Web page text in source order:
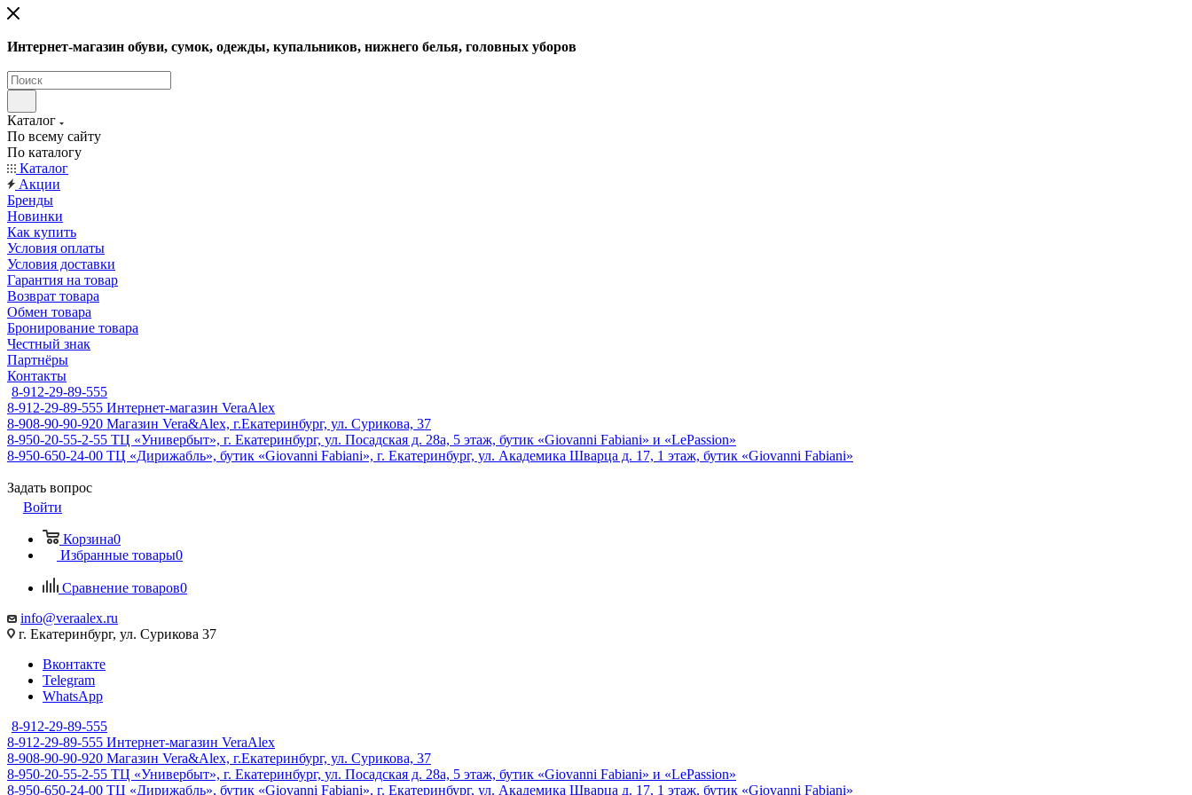
Интернет-магазин обуви, сумок, одежды, купальников, нижнего белья, головных уборов
Каталог
По всему сайту
По каталогу
Каталог
Акции
Бренды
Новинки
Как купить
Условия оплаты
Условия доставки
Гарантия на товар
Возврат товара
Обмен товара
Бронирование товара
Честный знак
Партнёры
Контакты
8-912-29-89-555
8-912-29-89-555 Интернет-магазин VeraAlex
8-908-90-90-920 Магазин Vera&Alex, г.Екатеринбург, ул. Сурикова, 37
8-950-20-55-2-55 ТЦ «Универбыт», г. Екатеринбург, ул. Посадская д. 28а, 5 этаж, бутик «Giovanni Fabiani» и «LePassion»
8-950-650-24-00 ТЦ «Дирижабль», бутик «Giovanni Fabiani», г. Екатеринбург, ул. Академика Шварца д. 17, 1 этаж, бутик «Giovanni Fabiani»
Задать вопрос
Войти
Корзина0
Избранные товары0
Сравнение товаров0
info@veraalex.ru
г. Екатеринбург, ул. Сурикова 37
Вконтакте
Telegram
WhatsApp
8-912-29-89-555
8-912-29-89-555 Интернет-магазин VeraAlex
8-908-90-90-920 Магазин Vera&Alex, г.Екатеринбург, ул. Сурикова, 37
8-950-20-55-2-55 ТЦ «Универбыт», г. Екатеринбург, ул. Посадская д. 28а, 5 этаж, бутик «Giovanni Fabiani» и «LePassion»
8-950-650-24-00 ТЦ «Дирижабль», бутик «Giovanni Fabiani», г. Екатеринбург, ул. Академика Шварца д. 17, 1 этаж, бутик «Giovanni Fabiani»